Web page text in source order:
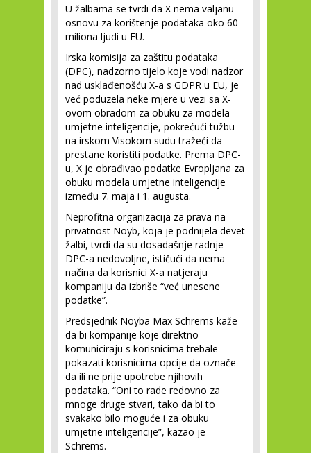
U žalbama se tvrdi da X nema valjanu
osnovu za korištenje podataka oko 60
miliona ljudi u EU.
Irska komisija za zaštitu podataka
(DPC), nadzorno tijelo koje vodi nadzor
nad usklađenošću X-a s GDPR u EU, je
već poduzela neke mjere u vezi sa X-
ovom obradom za obuku za modela
umjetne inteligencije, pokrećući tužbu
na irskom Visokom sudu tražeći da
prestane koristiti podatke. Prema DPC-
u, X je obrađivao podatke Evropljana za
obuku modela umjetne inteligencije
između 7. maja i 1. augusta.
Neprofitna organizacija za prava na
privatnost Noyb, koja je podnijela devet
žalbi, tvrdi da su dosadašnje radnje
DPC-a nedovoljne, ističući da nema
načina da korisnici X-a natjeraju
kompaniju da izbriše “već unesene
podatke”.
Predsjednik Noyba Max Schrems kaže
da bi kompanije koje direktno
komuniciraju s korisnicima trebale
pokazati korisnicima opcije da označe
da ili ne prije upotrebe njihovih
podataka. “Oni to rade redovno za
mnoge druge stvari, tako da bi to
svakako bilo moguće i za obuku
umjetne inteligencije”, kazao je
Schrems.